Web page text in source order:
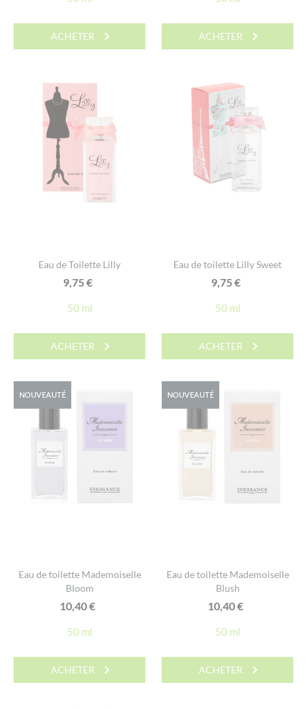
ACHETER ACHETER
Eau de Toilette Lilly
9,75€
50 ml
ACHETER
Eau de toilette Lilly Sweet
9,75€
50 ml
ACHETER
NOUVEAUTÉ
Eau de toilette Mademoiselle
Bloom
10,40€
50 ml
ACHETER
NOUVEAUTÉ
Eau de toilette Mademoiselle
Blush
10,40€
50 ml
ACHETER